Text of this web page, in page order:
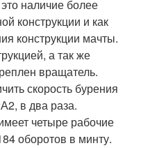
наличие более
конструкции и как
конструкции мачты.
а так же
вращатель.
скорость бурения
в два раза.
четыре рабочие
оборотов в минту.